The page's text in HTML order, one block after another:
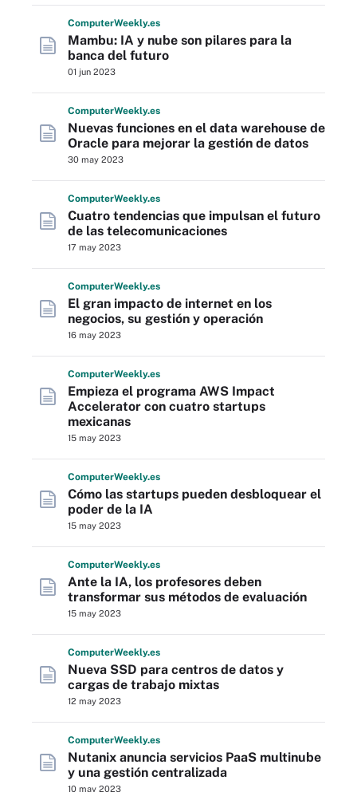
ComputerWeekly.es
Mambu: IA y nube son pilares para la
banca del futuro
01 jun 2023
ComputerWeekly.es
Nuevas funciones en el data warehouse de
Oracle para mejorar la gestión de datos
30 may 2023
ComputerWeekly.es
Cuatro tendencias que impulsan el futuro
de las telecomunicaciones
17 may 2023
ComputerWeekly.es
El gran impacto de internet en los
negocios, su gestión y operación
16 may 2023
ComputerWeekly.es
Empieza el programa AWS Impact
Accelerator con cuatro startups
mexicanas
15 may 2023
ComputerWeekly.es
Cómo las startups pueden desbloquear el
poder de la IA
15 may 2023
ComputerWeekly.es
Ante la IA, los profesores deben
transformar sus métodos de evaluación
15 may 2023
ComputerWeekly.es
Nueva SSD para centros de datos y
cargas de trabajo mixtas
12 may 2023
ComputerWeekly.es
Nutanix anuncia servicios PaaS multinube
y una gestión centralizada
10 may 2023